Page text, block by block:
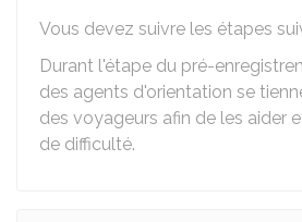
Vous devez suivre les étapes
Durant l'étape du pré-
des agents d'orientation se
des voyageurs afin de les aider
de difficulté.